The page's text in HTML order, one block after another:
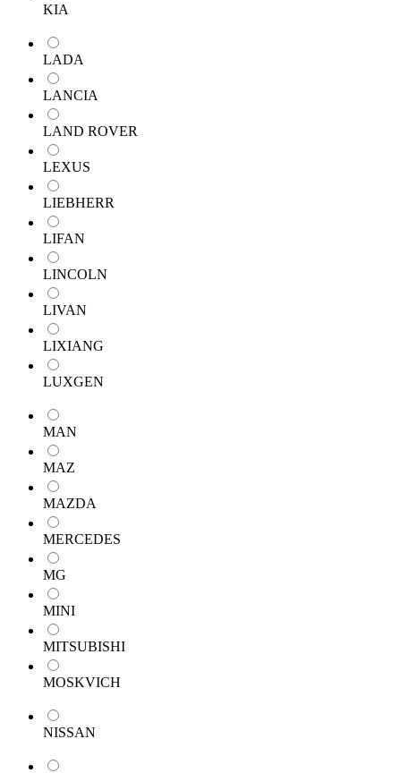
KIA
LADA
LANCIA
LAND ROVER
LEXUS
LIEBHERR
LIFAN
LINCOLN
LIVAN
LIXIANG
LUXGEN
MAN
MAZ
MAZDA
MERCEDES
MG
MINI
MITSUBISHI
MOSKVICH
NISSAN